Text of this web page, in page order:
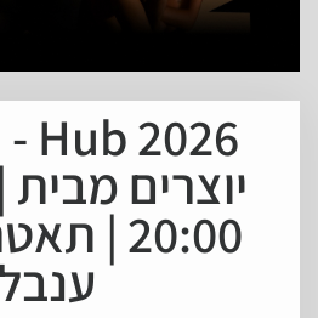
Hub 2026
20:00 |
ענבל